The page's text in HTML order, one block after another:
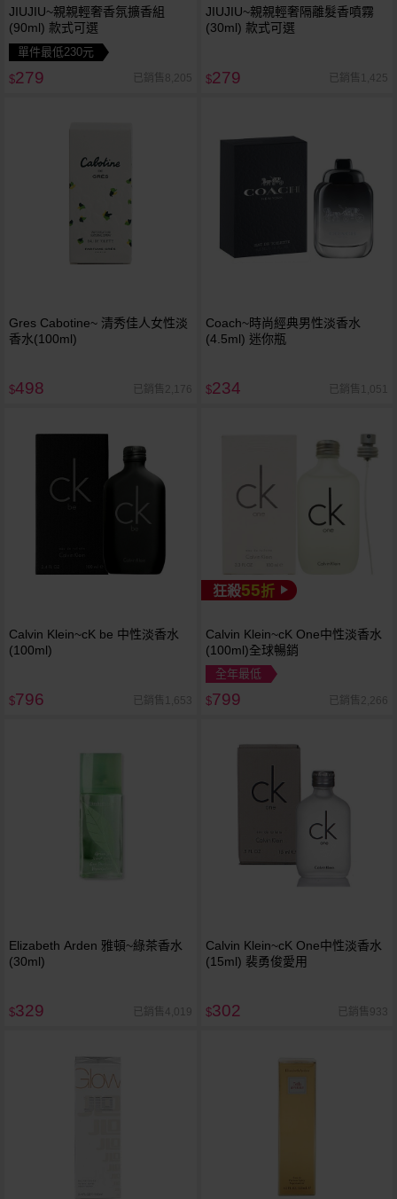
JIUJIU~親親輕奢香氛擴香組
(90ml) 款式可選
單件最低230元
$279 已銷售8,205
JIUJIU~親親輕奢隔離髮香噴霧
(30ml) 款式可選
$279 已銷售1,425
Gres Cabotine~ 清秀佳人女性淡
香水(100ml)
$498 已銷售2,176
Coach~時尚經典男性淡香水
(4.5ml) 迷你瓶
$234 已銷售1,051
Calvin Klein~cK be 中性淡香水
(100ml)
$796 已銷售1,653
狂殺55折
Calvin Klein~cK One中性淡香水
(100ml)全球暢銷
全年最低
$799 已銷售2,266
Elizabeth Arden 雅頓~綠茶香水
(30ml)
$329 已銷售4,019
Calvin Klein~cK One中性淡香水
(15ml) 裴勇俊愛用
$302 已銷售933